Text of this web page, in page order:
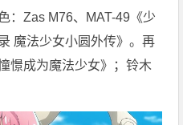
：Zas M76、MAT-49《少
魔法少女小圆外传》。再
憬成为魔法少女》；铃木